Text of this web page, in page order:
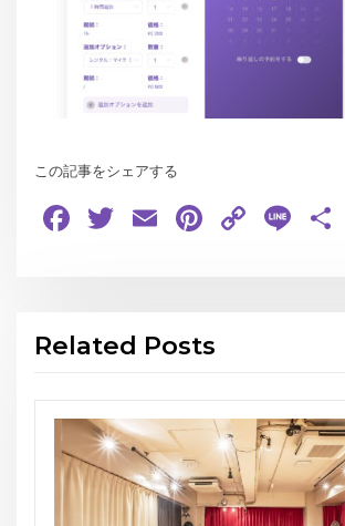
この記事をシェアする
Facebook
Twitter
EmailPinterest
Copy
Line
Related Posts
お知らせ
THE